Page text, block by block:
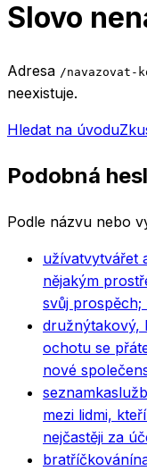
Slovo
Adresa /navazovat-
neexistuje.
Hledat na úvodu
Podobná
Podle názvu nebo
užívatvytvářet
nějakým
svůj
družnýtakový,
ochotu se
nové
seznamka
mezi lidmi,
nejčastěji za
bratříčkování